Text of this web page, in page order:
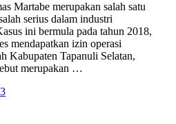
Martabe merupakan salah satu
serius dalam industri
ini bermula pada tahun 2018,
mendapatkan izin operasi
Kabupaten Tapanuli Selatan,
merupakan …